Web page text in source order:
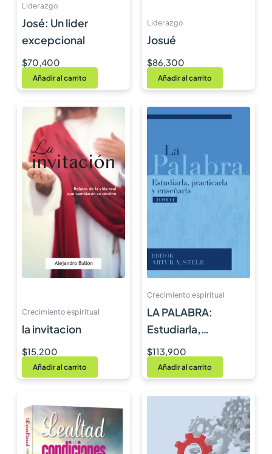
Liderazgo
José: Un lider
excepcional
$70,400
Añadir al carrito
Liderazgo
Josué
$86,300
Añadir al carrito
Crecimiento espiritual
la invitacion
$15,200
Añadir al carrito
Crecimiento espiritual
LA PALABRA:
Estudiarla,
practicarla y
enseñarla TOMO 1
$113,900
Añadir al carrito